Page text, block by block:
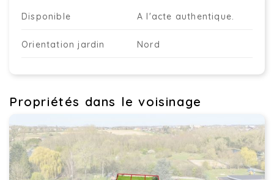
Disponible A l'acte authentique.
Orientation jardin Nord
Propriétés dans le voisinage